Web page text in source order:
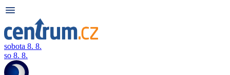
sobota 8. 8.
so 8. 8.